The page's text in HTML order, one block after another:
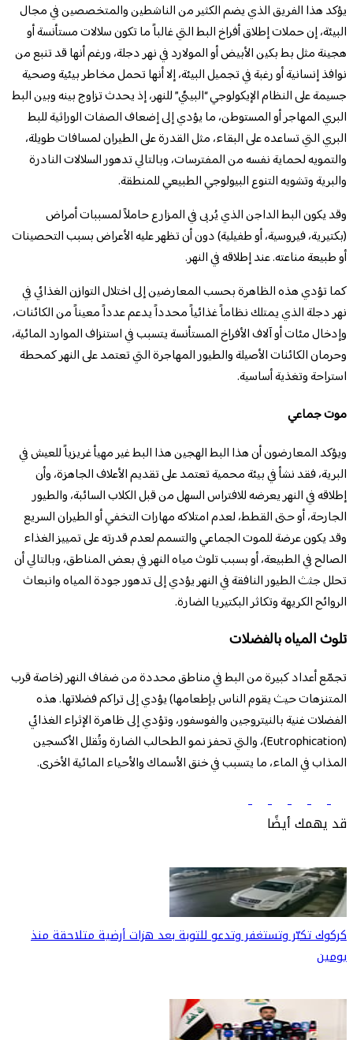
يؤكد هذا الفريق الذي يضم الكثير من الناشطين والمتخصصين في مجال
البيئة، إن حملات إطلاق أفراخ البط التي غالباً ما تكون سلالات مستأنسة أو
هجينة مثل بط بكين الأبيض أو المولارد في نهر دجلة، ورغم أنها قد تنبع من
نوافذ إنسانية أو رغبة في تجميل البيئة، إلا أنها تحمل مخاطر بيئية وصحية
جسيمة على النظام الإيكولوجي “البيئي” للنهر، إذ يحدث تزاوج بينه وبين البط
البري المهاجر أو المستوطن، ما يؤدي إلى ​إضعاف الصفات الوراثية للبط
البري التي تساعده على البقاء، مثل القدرة على الطيران لمسافات طويلة،
والتمويه لحماية نفسه من المفترسات، وبالتالي ​تدهور السلالات النادرة
والبرية وتشويه التنوع البيولوجي الطبيعي للمنطقة.
وقد يكون ​البط الداجن الذي يُربى في المزارع حاملاً لمسببات أمراض
(بكتيرية، فيروسية، أو طفيلية) دون أن تظهر عليه الأعراض بسبب التحصينات
أو طبيعة مناعته. عند إطلاقه في النهر.
كما تؤدي هذه الظاهرة بحسب المعارضين إلى اختلال التوازن الغذائي في
نهر دجلة الذي يمتلك نظاماً غذائياً محدداً يدعم عدداً معيناً من الكائنات،
وإدخال مئات أو آلاف الأفراخ المستأنسة يتسبب في ​استنزاف الموارد المائية،
و​حرمان الكائنات الأصيلة والطيور المهاجرة التي تعتمد على النهر كمحطة
استراحة وتغذية أساسية.
موت جماعي
ويؤكد المعارضون أن هذا البط الهجين ​هذا البط غير مهيأ غريزياً للعيش في
البرية، فقد نشأ في بيئة محمية تعتمد على تقديم الأعلاف الجاهزة، وأن
إطلاقه في النهر يعرضه للافتراس السهل من قبل الكلاب السائبة، والطيور
الجارحة، أو حتى القطط، لعدم امتلاكه مهارات التخفي أو الطيران السريع
وقد يكون عرضة للموت الجماعي والتسمم لعدم قدرته على تمييز الغذاء
الصالح في الطبيعة، أو بسبب تلوث مياه النهر في بعض المناطق، وبالتالي أن ​
تحلل جثث الطيور النافقة في النهر يؤدي إلى تدهور جودة المياه وانبعاث
الروائح الكريهة وتكاثر البكتيريا الضارة.
تلوث المياه بالفضلات
​تجمّع أعداد كبيرة من البط في مناطق محددة من ضفاف النهر (خاصة قرب
المتنزهات حيث يقوم الناس بإطعامها) يؤدي إلى تراكم فضلاتها. هذه
الفضلات غنية بالنيتروجين والفوسفور، وتؤدي إلى ظاهرة الإثراء الغذائي
(Eutrophication)، والتي تحفز نمو الطحالب الضارة وتُقلل الأكسجين
المذاب في الماء، ما يتسبب في خنق الأسماك والأحياء المائية الأخرى.
قد يهمك أيضًا
كركوك تكبّر وتستغفر وتدعو للتوبة بعد هزات أرضية متلاحقة منذ
يومين